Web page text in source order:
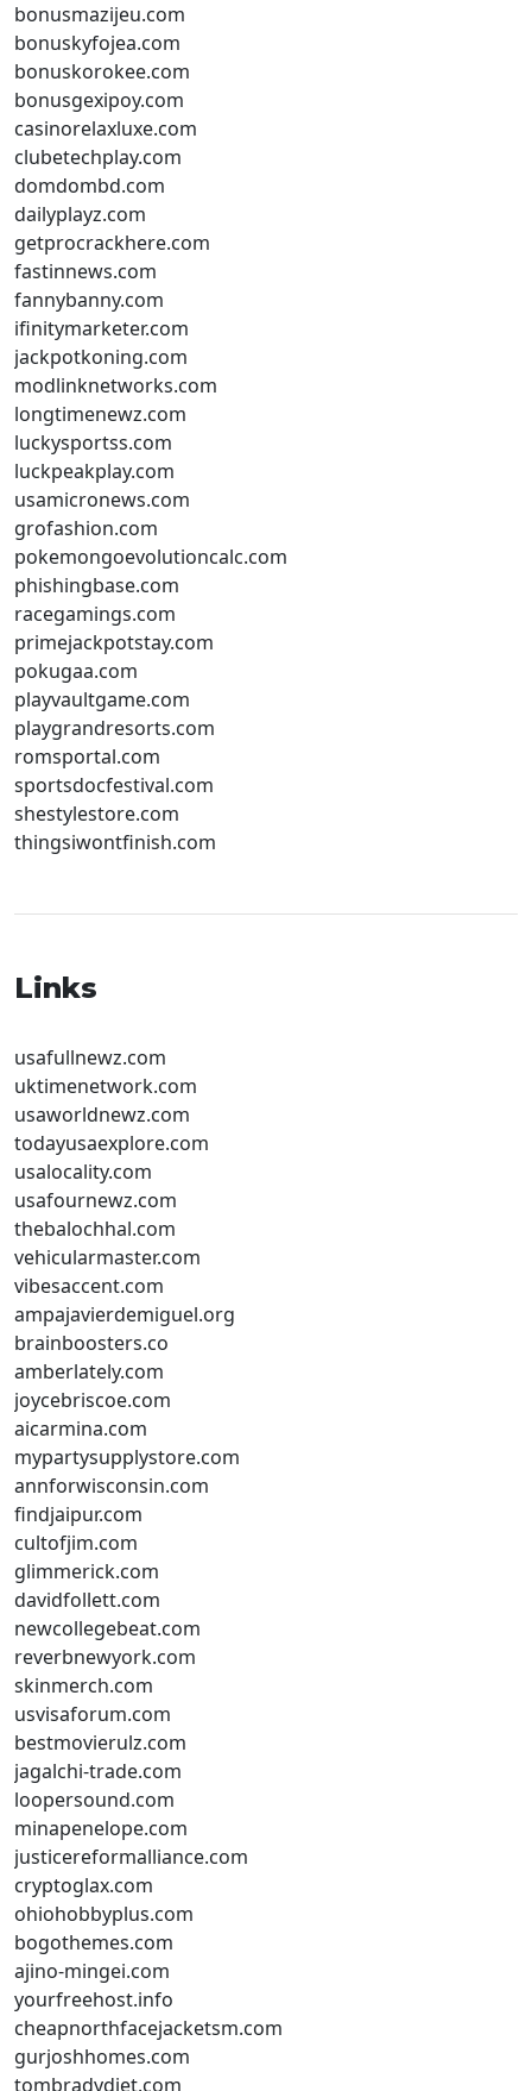
bonusmazijeu.com
bonuskyfojea.com
bonuskorokee.com
bonusgexipoy.com
casinorelaxluxe.com
clubetechplay.com
domdombd.com
dailyplayz.com
getprocrackhere.com
fastinnews.com
fannybanny.com
ifinitymarketer.com
jackpotkoning.com
modlinknetworks.com
longtimenewz.com
luckysportss.com
luckpeakplay.com
usamicronews.com
grofashion.com
pokemongoevolutioncalc.com
phishingbase.com
racegamings.com
primejackpotstay.com
pokugaa.com
playvaultgame.com
playgrandresorts.com
romsportal.com
sportsdocfestival.com
shestylestore.com
thingsiwontfinish.com
Links
usafullnewz.com
uktimenetwork.com
usaworldnewz.com
todayusaexplore.com
usalocality.com
usafournewz.com
thebalochhal.com
vehicularmaster.com
vibesaccent.com
ampajavierdemiguel.org
brainboosters.co
amberlately.com
joycebriscoe.com
aicarmina.com
mypartysupplystore.com
annforwisconsin.com
findjaipur.com
cultofjim.com
glimmerick.com
davidfollett.com
newcollegebeat.com
reverbnewyork.com
skinmerch.com
usvisaforum.com
bestmovierulz.com
jagalchi-trade.com
loopersound.com
minapenelope.com
justicereformalliance.com
cryptoglax.com
ohiohobbyplus.com
bogothemes.com
ajino-mingei.com
yourfreehost.info
cheapnorthfacejacketsm.com
gurjoshhomes.com
tombradydiet.com